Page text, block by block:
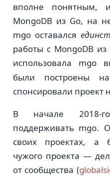
вполне понятным,
MongoDB из Go, на
mgo оставался
работы с MongoDB
использовала mgo
были построены
спонсировали проект
В начале 2018-
поддерживать mgo.
своих проектах, а
чужого проекта —
от сообщества (